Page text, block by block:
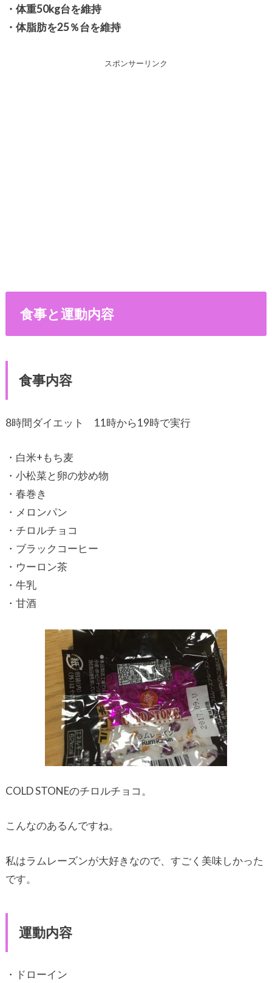
・体重50kg台を維持
・体脂肪を25％台を維持
スポンサーリンク
食事と運動内容
食事内容
8時間ダイエット 11時から19時で実行
・白米+もち麦
・小松菜と卵の炒め物
・春巻き
・メロンパン
・チロルチョコ
・ブラックコーヒー
・ウーロン茶
・牛乳
・甘酒
COLD STONEのチロルチョコ。
こんなのあるんですね。
私はラムレーズンが大好きなので、すごく美味しかった
です。
運動内容
・ドローイン